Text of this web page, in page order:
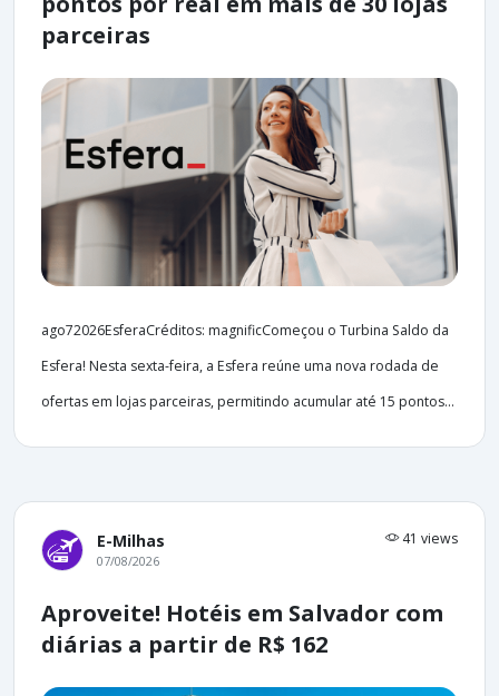
parceiras
ago72026EsferaCréditos: magnificComeçou o Turbina Saldo da
Esfera! Nesta sexta-feira, a Esfera reúne uma nova rodada de
ofertas em lojas parceiras, permitindo acumular até 15 pontos...
E-Milhas 41 views
07/08/2026
Aproveite! Hotéis em Salvador com
diárias a partir de R$ 162